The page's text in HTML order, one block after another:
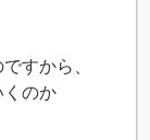
すから、
くのか